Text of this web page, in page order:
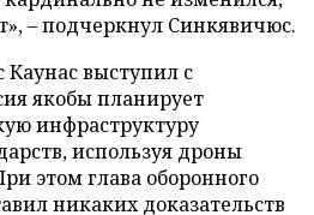
– подчеркнул Синкявичюс.
Каунас выступил с
якобы планирует
инфраструктуру
используя дроны
этом глава оборонного
никаких доказательств